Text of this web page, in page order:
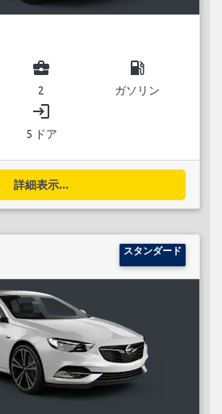
business_center
2
local_gas_station
ガソリン
login
5 ドア
詳細表示...
スタンダード